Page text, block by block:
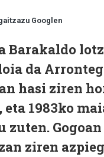
Googlen
Barakaldo
da
hasi ziren
1983ko
zuten.
ziren